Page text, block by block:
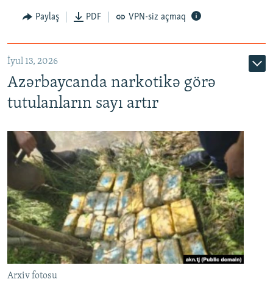
Paylaş PDF VPN-siz açmaq
İyul 13, 2026
Azərbaycanda narkotikə görə
tutulanların sayı artır
Arxiv fotosu